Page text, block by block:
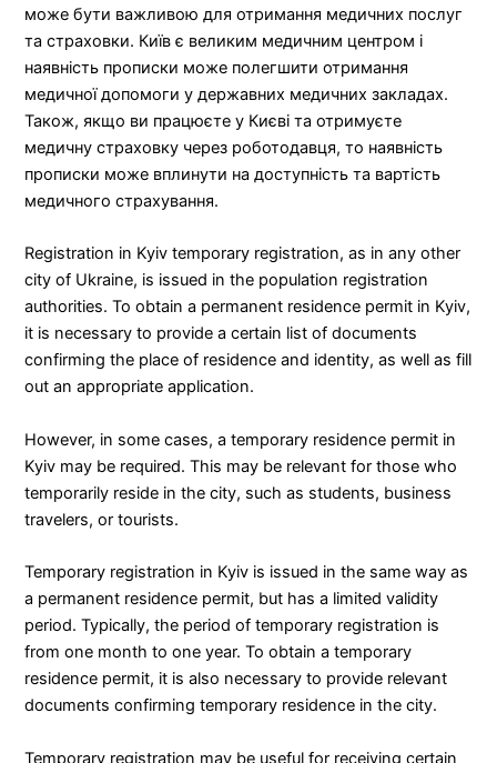
може бути важливою для отримання медичних послуг
та страховки. Київ є великим медичним центром і
наявність прописки може полегшити отримання
медичної допомоги у державних медичних закладах.
Також, якщо ви працюєте у Києві та отримуєте
медичну страховку через роботодавця, то наявність
прописки може вплинути на доступність та вартість
медичного страхування.
Registration in Kyiv temporary registration, as in any other
city of Ukraine, is issued in the population registration
authorities. To obtain a permanent residence permit in Kyiv,
it is necessary to provide a certain list of documents
confirming the place of residence and identity, as well as fill
out an appropriate application.
However, in some cases, a temporary residence permit in
Kyiv may be required. This may be relevant for those who
temporarily reside in the city, such as students, business
travelers, or tourists.
Temporary registration in Kyiv is issued in the same way as
a permanent residence permit, but has a limited validity
period. Typically, the period of temporary registration is
from one month to one year. To obtain a temporary
residence permit, it is also necessary to provide relevant
documents confirming temporary residence in the city.
Temporary registration may be useful for receiving certain